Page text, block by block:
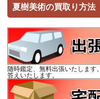
夏樹美術の買取り方法
随時鑑定、無料出張いたします
答えいたします。